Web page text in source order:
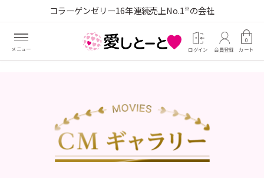
コラーゲンゼリー16年連続売上No.1 ※の会社
ログイン 会員登録 カート
0